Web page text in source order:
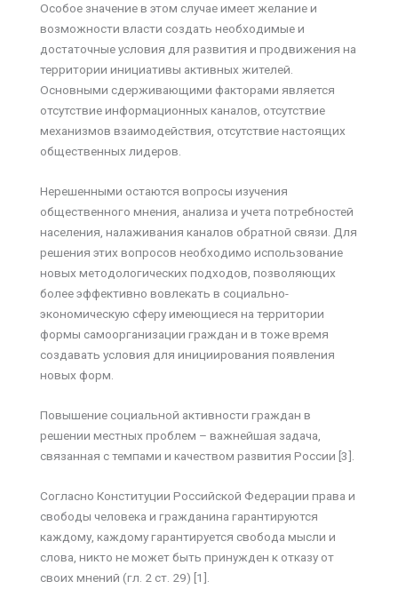
Особое значение в этом случае имеет желание и
возможности власти создать необходимые и
достаточные условия для развития и продвижения на
территории инициативы активных жителей.
Основными сдерживающими факторами является
отсутствие информационных каналов, отсутствие
механизмов взаимодействия, отсутствие настоящих
общественных лидеров.
Нерешенными остаются вопросы изучения
общественного мнения, анализа и учета потребностей
населения, налаживания каналов обратной связи. Для
решения этих вопросов необходимо использование
новых методологических подходов, позволяющих
более эффективно вовлекать в социально-
экономическую сферу имеющиеся на территории
формы самоорганизации граждан и в тоже время
создавать условия для инициирования появления
новых форм.
Повышение социальной активности граждан в
решении местных проблем – важнейшая задача,
связанная с темпами и качеством развития России [3].
Согласно Конституции Российской Федерации права и
свободы человека и гражданина гарантируются
каждому, каждому гарантируется свобода мысли и
слова, никто не может быть принужден к отказу от
своих мнений (гл. 2 ст. 29) [1].